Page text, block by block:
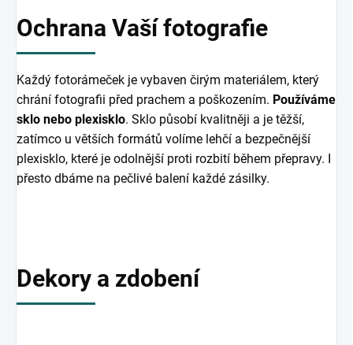
Ochrana Vaší fotografie
Každý fotorámeček je vybaven čirým materiálem, který
chrání fotografii před prachem a poškozením. Používáme
sklo nebo plexisklo. Sklo působí kvalitněji a je těžší,
zatímco u větších formátů volíme lehčí a bezpečnější
plexisklo, které je odolnější proti rozbití během přepravy. I
přesto dbáme na pečlivé balení každé zásilky.
Dekory a zdobení